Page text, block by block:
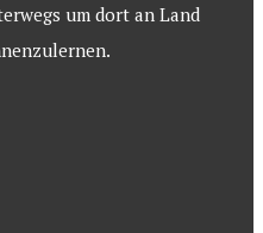
um dort an Land